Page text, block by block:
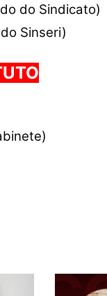
do Sindicato)
Sinseri)